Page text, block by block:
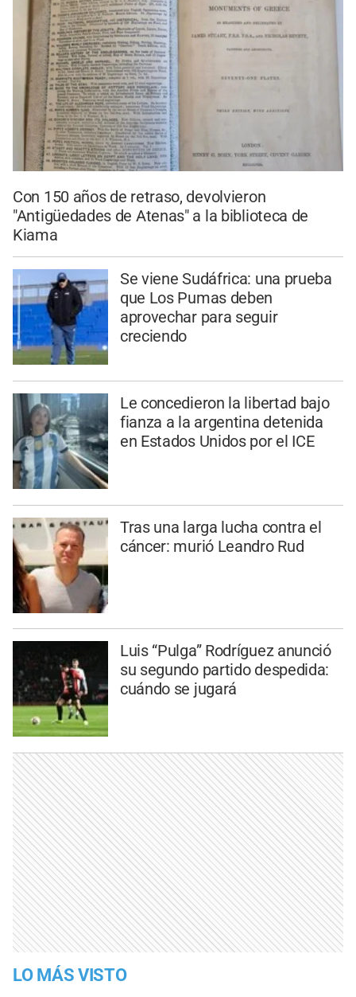
Con 150 años de retraso, devolvieron
"Antigüedades de Atenas" a la biblioteca de
Kiama
Se viene Sudáfrica: una prueba
que Los Pumas deben
aprovechar para seguir
creciendo
Le concedieron la libertad bajo
fianza a la argentina detenida
en Estados Unidos por el ICE
Tras una larga lucha contra el
cáncer: murió Leandro Rud
Luis “Pulga” Rodríguez anunció
su segundo partido despedida:
cuándo se jugará
LO MÁS VISTO